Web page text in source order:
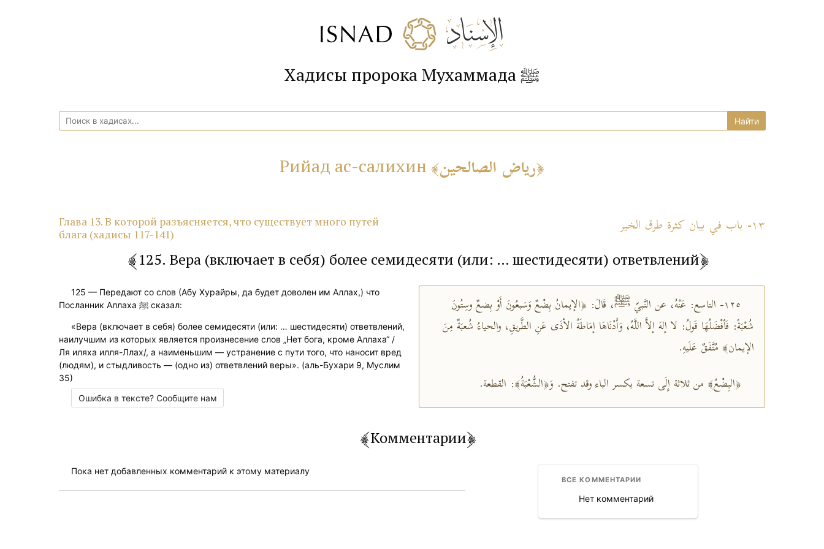
Хадисы пророка Мухаммада ﷺ
Рийад ас-салихин رياض الصالحين
Глава 13. В которой разъясняется, что существует много путей
блага (хадисы 117-141)
١٣- باب في بيان كثرة طرق الخير
125. Вера (включает в себя) более семидесяти (или: … шестидесяти) ответвлений
125 — Передают со слов (Абу Хурайры, да будет доволен им Аллах,) что
Посланник Аллаха ﷺ сказал:
«Вера (включает в себя) более семидесяти (или: … шестидесяти) ответвлений,
наилучшим из которых является произнесение слов „Нет бога, кроме Аллаха“ /
Ля иляха илля-Ллах/, а наименьшим — устранение с пути того, что наносит вред
(людям), и стыдливость — (одно из) ответвлений веры». (аль-Бухари 9, Муслим
35)
Ошибка в тексте? Сообщите нам
١٢٥- التاسع: عَنْهُ، عن النَّبيّ ﷺ، قَالَ: ﴿الإيمانُ بِضْعٌ وَسَبعُونَ أَوْ بِضعٌ وسِتُونَ
شُعْبَةً: فَأفْضَلُهَا قَولُ: لا إلهَ إلاَّ اللَّهُ، وَأَدْنَاهَا إمَاطَةُ الأذَى عَنِ الطَّريقِ، والحياءُ شُعبَةٌ مِنَ
الإيمان﴾ مُتَّفَقٌ عَلَيهِ.
﴿البِضْعُ﴾ من ثلاثة إِلَى تسعة بكسر الباء وقد تفتح. وَ﴿الشُّعْبَةُ﴾: القطعة.
Комментарии
Пока нет добавленных комментарий к этому материалу
ВСЕ КОММЕНТАРИИ
Нет комментарий